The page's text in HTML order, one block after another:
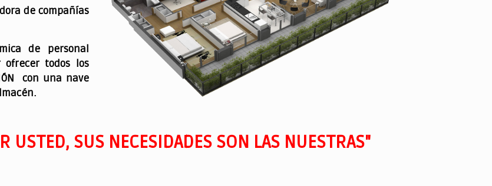
de compañías
de personal
ofrecer todos los
con una nave
USTED, SUS NECESIDADES SON LAS NUESTRAS"